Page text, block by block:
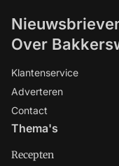
Over
Klantenservice
Adverteren
Contact
Thema's
Recepten